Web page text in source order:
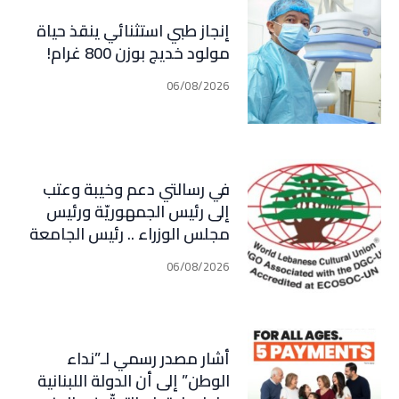
إنجاز طبي استثنائي ينقذ حياة
مولود خديج بوزن 800 غرام!
06/08/2026
في رسالتي دعم وخيبة وعتب
إلى رئيس الجمهوريّة ورئيس
مجلس الوزراء .. رئيس الجامعة
اللبنانية الثقافيّة في العالم
(WLCU) يؤكد دعم الدّولة06/08/2026
أشار مصدر رسمي لـ”نداء
الوطن” إلى أن الدولة اللبنانية